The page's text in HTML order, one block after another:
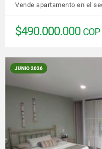
Vende apartamento en el
$490.000.000 COP
JUNIO 2026